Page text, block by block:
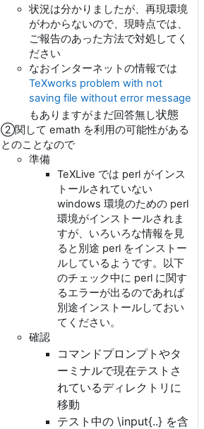
状況は分かりましたが、再現環境
がわからないので、現時点では、
ご報告のあった方法で対処してく
ださい
なおインターネットの情報では
TeXworks problem with not
saving file without error message
もありますがまだ回答無し状態
②関して emath を利用の可能性がある
とのことなので
準備
TeXLive では perl がインス
トールされていない
windows 環境のための perl
環境がインストールされま
すが、いろいろな情報を見
ると別途 perl をインストー
ルしているようです。以下
のチェック中に perl に関す
るエラーが出るのであれば
別途インストールしておい
てください。
確認
コマンドプロンプトやタ
ーミナルで現在テストさ
れているディレクトリに
移動
テスト中の \input{..} を含